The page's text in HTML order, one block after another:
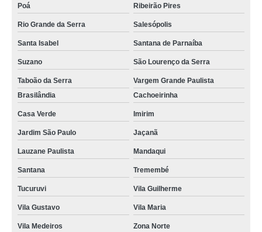
Poá Ribeirão Pires
Rio Grande da Serra Salesópolis
Santa Isabel Santana de Parnaíba
Suzano São Lourenço da Serra
Taboão da Serra
Vargem Grande Paulista
Brasilândia
Cachoeirinha
Casa Verde Imirim
Jardim São Paulo Jaçanã
Lauzane Paulista Mandaqui
Santana Tremembé
Tucuruvi Vila Guilherme
Vila Gustavo Vila Maria
Vila Medeiros Zona Norte